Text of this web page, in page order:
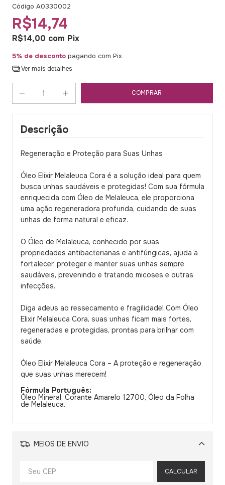
Código A0330002
R$14,74
R$14,00 com Pix
5% de desconto pagando com Pix
Ver mais detalhes
Descrição
Regeneração e Proteção para Suas Unhas
Óleo Elixir Melaleuca Cora é a solução ideal para quem
busca unhas saudáveis e protegidas! Com sua fórmula
enriquecida com Óleo de Melaleuca, ele proporciona
uma ação regeneradora profunda, cuidando de suas
unhas de forma natural e eficaz.
O Óleo de Melaleuca, conhecido por suas
propriedades antibacterianas e antifúngicas, ajuda a
fortalecer, proteger e manter suas unhas sempre
saudáveis, prevenindo e tratando micoses e outras
infecções.
Diga adeus ao ressecamento e fragilidade! Com Óleo
Elixir Melaleuca Cora, suas unhas ficam mais fortes,
regeneradas e protegidas, prontas para brilhar com
saúde.
Óleo Elixir Melaleuca Cora – A proteção e regeneração
que suas unhas merecem!
Fórmula Português:
Óleo Mineral, Corante Amarelo 12700, Óleo da Folha
de Melaleuca.
MEIOS DE ENVIO
Alterar CEP
CALCULAR